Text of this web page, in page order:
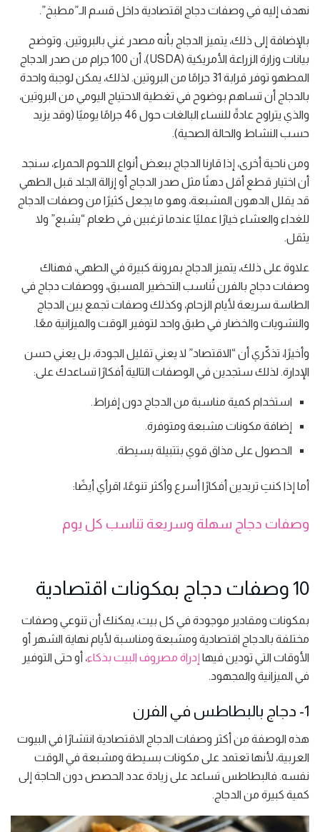
نهدف إليه في وصفات دجاج اقتصادية داخل قسم الـ”مطبخ”.
بالإضافة إلى ذلك، يتميز الدجاج بأنه مصدر غني بالبروتين. وتوضح
بيانات وزارة الزراعة الأمريكية (USDA)، أن 100 جرام من صدر الدجاج
المطهو توفر قرابة 31 جرامًا من البروتين. لذلك، يمكن لوجبة واحدة
بالدجاج أن تساهم بوضوح في تغطية الاحتياج اليومي من البروتين،
والذي يتراوح عادةً للنساء البالغات حول 46 جرامًا يوميًا (وقد يزيد
حسب النشاط والحالة الصحية).
ومن ناحية أخرى، إذا قارنا الدجاج ببعض أنواع اللحوم الحمراء، سنجد
أن اختيار قطع أقل دهنًا مثل صدر الدجاج أو إزالة الجلد قبل الطهي
قد يقلل الدهون المشبعة، وهو ما يجعل كثيرًا من وصفات الدجاج
للغداء والعشاء خيارًا عمليًا عندما ترغبين في طعام “يشبع” ولا
يثقل.
علاوة على ذلك، يتميز الدجاج بمرونة كبيرة في الطهي، فهناك
وصفات دجاج بالفرن تُناسب التحضير المسبق، ووصفات دجاج في
الطاسة سريعة لأيام الزحام، وكذلك وصفات تجمع بين الدجاج
والنشويات والخضار في طبق واحد لتوفير الوقت والميزانية معًا.
وأخيرًا، تذكّري أن “الاقتصاد” لا يعني تقليل الجودة، بل يعني حسن
الإدارة. لذلك ستجدين في الوصفات التالية أفكارًا تساعدك على:
استخدام كمية مناسبة من الدجاج دون إفراط.
إضافة مكونات مشبعة ومتوفرة.
الحصول على مذاق قوي بتتبيلة بسيطة.
أما إذا كنتِ تريدين أفكارًا أسرع وأكثر تنوعًا، اقرأي أيضًا:
وصفات دجاج سهلة وسريعة تناسب كل يوم
10 وصفات دجاج بمكونات اقتصادية
بمكونات ومقادير موجودة في كل بيت، يمكنك أن تنوعي وصفات
مختلفة بالدجاج اقتصادية ومشبعة ومناسبة لأيام نهاية الشهر أو
الأوقات التي تودين فيها إدراة مصروف البيت بذكاء، أو حتى التوفير
في الميزانية والمجهود.
1- دجاج بالبطاطس في الفرن
هذه الوصفة من أكثر وصفات الدجاج الاقتصادية انتشارًا في البيوت
العربية، لأنها تعتمد على مكونات بسيطة ومشبعة في الوقت
نفسه. فالبطاطس تساعد على زيادة عدد الحصص دون الحاجة إلى
كمية كبيرة من الدجاج.